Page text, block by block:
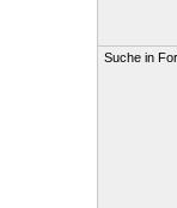
Suche in